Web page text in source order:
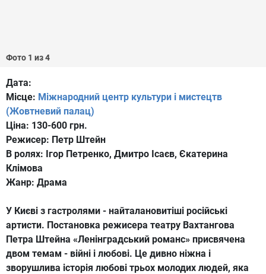
Фото 1 из 4
Дата:
Місце: Міжнародний центр культури і мистецтв
(Жовтневий палац)
Ціна: 130-600 грн.
Режисер: Петр Штейн
В ролях: Ігор Петренко, Дмитро Ісаєв, Єкатерина
Клімова
Жанр: Драма
У Києві з гастролями - найталановитіші російські
артисти. Постановка режисера театру Вахтангова
Петра Штейна «Ленінградський романс» присвячена
двом темам - війні і любові. Це дивно ніжна і
зворушлива історія любові трьох молодих людей, яка